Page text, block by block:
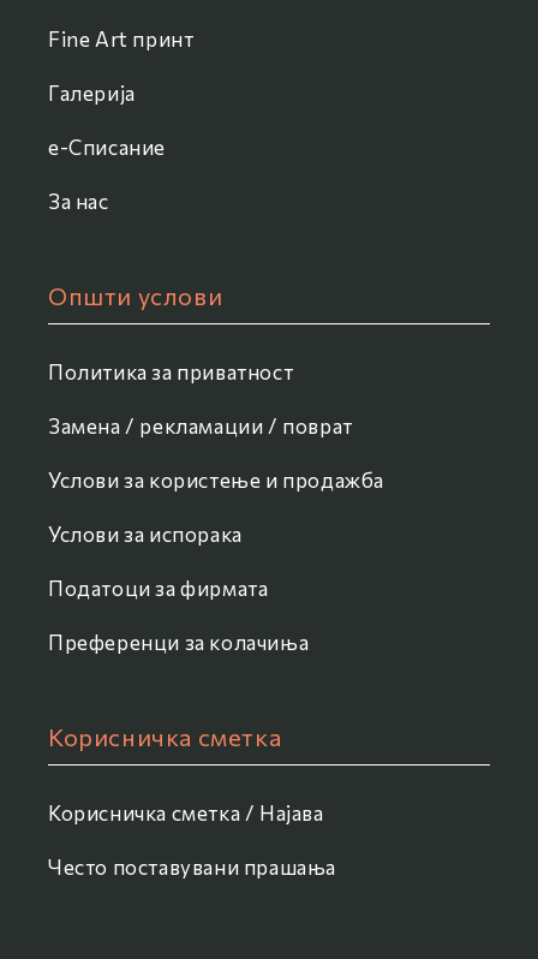
Fine Art принт
Галерија
e-Списание
За нас
Општи услови
Политика за приватност
Замена / рекламации / поврат
Услови за користење и продажба
Услови за испорака
Податоци за фирмата
Преференци за колачиња
Корисничка сметка
Корисничка сметка / Најава
Често поставувани прашања